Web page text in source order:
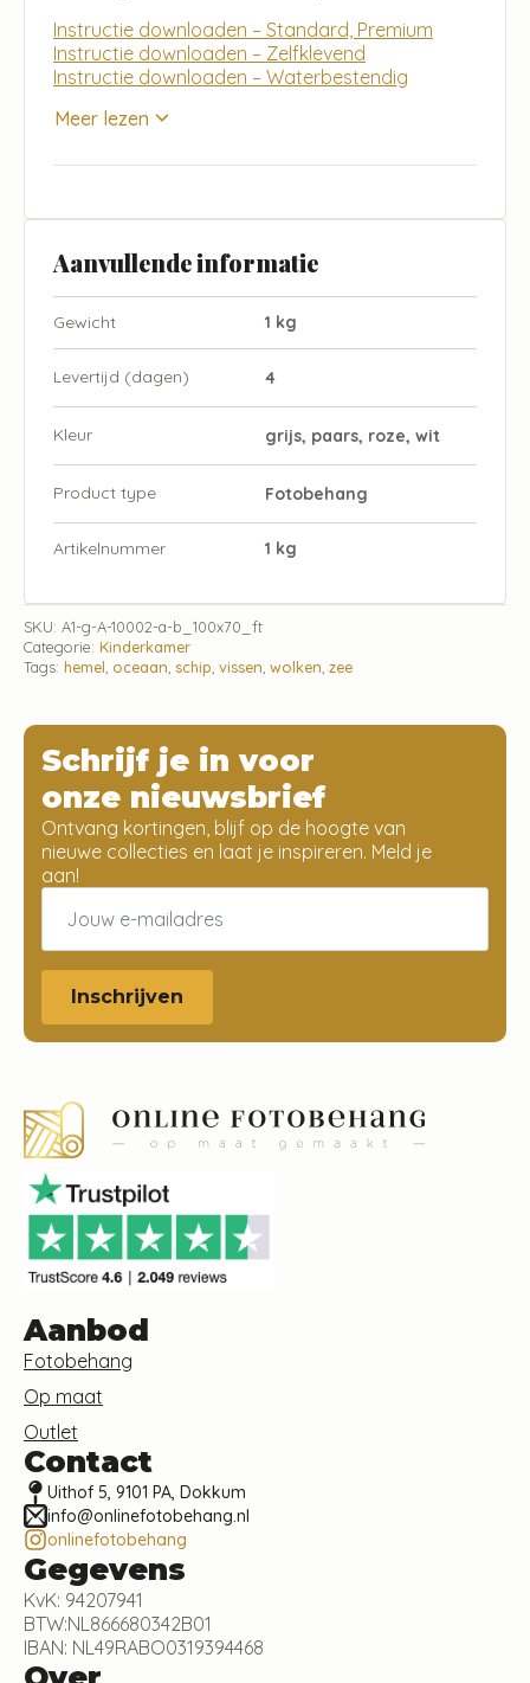
Instructie downloaden – Standard, Premium
Instructie downloaden – Zelfklevend
Instructie downloaden – Waterbestendig
Meer lezen
Aanvullende informatie
Gewicht 1 kg
Levertijd (dagen) 4
Kleur grijs, paars, roze, wit
Product type Fotobehang
Artikelnummer 1 kg
SKU: A1-g-A-10002-a-b_100x70_ft
Categorie: Kinderkamer
Tags: hemel oceaan schip vissen wolken zee
Schrijf je in voor
onze nieuwsbrief
Ontvang kortingen, blijf op de hoogte van
nieuwe collecties en laat je inspireren. Meld je
aan!
Email
Inschrijven
Aanbod
Fotobehang
Op maat
Outlet
Contact
Uithof 5, 9101 PA, Dokkum
info@onlinefotobehang.nl
onlinefotobehang
Gegevens
KvK: 94207941
BTW:NL866680342B01
IBAN: NL49RABO0319394468